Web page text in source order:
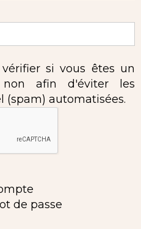
si vous êtes un
afin d'éviter les
(spam) automatisées.
de passe